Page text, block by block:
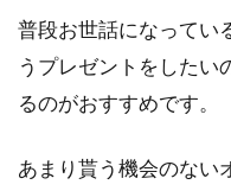
普段お世話になってい
うプレゼントをしたい
るのがおすすめです。
あまり貰う機会のない